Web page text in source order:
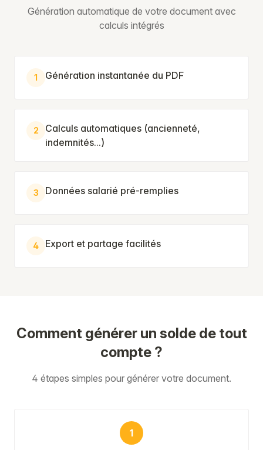
Génération automatique de votre document avec
calculs intégrés
1 Génération instantanée du PDF
2
Calculs automatiques (ancienneté,
indemnités...)
3 Données salarié pré-remplies
4 Export et partage facilités
Comment générer un solde de tout
compte ?
4 étapes simples pour générer votre document.
1